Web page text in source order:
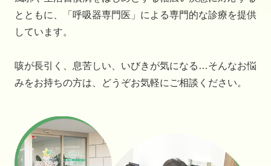
とともに、「呼吸器専門医」による専門的な診療を提供
しています。
咳が長引く、息苦しい、いびきが気になる…そんなお悩
みをお持ちの方は、どうぞお気軽にご相談ください。